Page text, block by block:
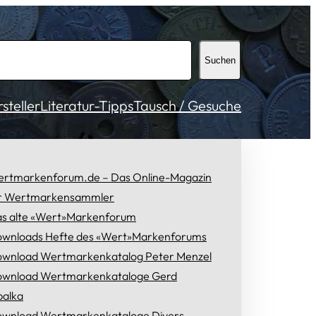
Suchen
Literatur-TippsTausch / Gesuche
– Das Online-Magazin
Wertmarkensammler
alte «Wert»Markenforum
Hefte des «Wert»Markenforums
Wertmarkenkatalog Peter Menzel
Wertmarkenkataloge Gerd